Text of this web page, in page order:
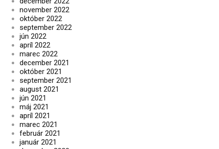
november 2022
október 2022
september 2022
jún 2022
apríl 2022
marec 2022
december 2021
október 2021
september 2021
august 2021
jún 2021
máj 2021
apríl 2021
marec 2021
február 2021
január 2021